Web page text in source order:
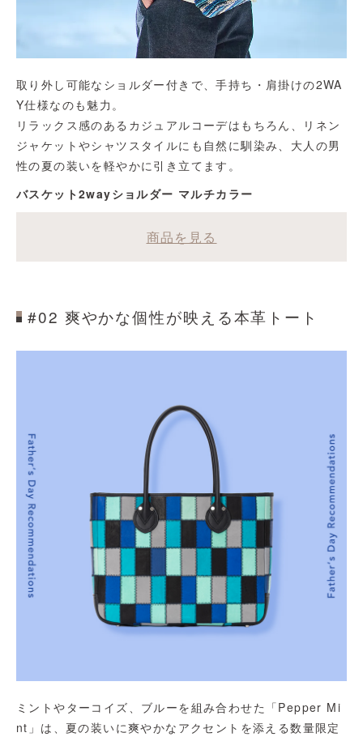
取り外し可能なショルダー付きで、手持ち・肩掛けの2WA
Y仕様なのも魅力。
リラックス感のあるカジュアルコーデはもちろん、リネン
ジャケットやシャツスタイルにも自然に馴染み、大人の男
性の夏の装いを軽やかに引き立てます。
バスケット2wayショルダー マルチカラー
商品を見る
#02 爽やかな個性が映える本革トート
ミントやターコイズ、ブルーを組み合わせた「Pepper Mi
nt」は、夏の装いに爽やかなアクセントを添える数量限定